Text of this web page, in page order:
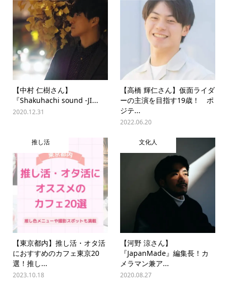
【中村 仁樹さん】
『Shakuhachi sound -JI...
2020.12.31
【高橋 輝仁さん】仮面ライダ
ーの主演を目指す19歳！ ポ
ジテ...
2022.06.20
推し活
【東京都内】推し活・オタ活
におすすめのカフェ東京20
選！推し...
2023.10.18
文化人
【河野 涼さん】
『JapanMade』編集長！カ
メラマン兼ア...
2020.08.27